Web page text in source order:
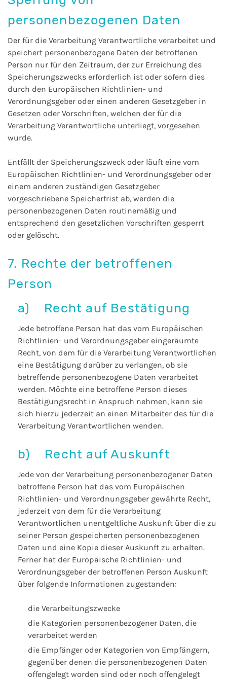
personenbezogenen Daten
Der für die Verarbeitung Verantwortliche verarbeitet und
speichert personenbezogene Daten der betroffenen
Person nur für den Zeitraum, der zur Erreichung des
Speicherungszwecks erforderlich ist oder sofern dies
durch den Europäischen Richtlinien- und
Verordnungsgeber oder einen anderen Gesetzgeber in
Gesetzen oder Vorschriften, welchen der für die
Verarbeitung Verantwortliche unterliegt, vorgesehen
wurde.
Entfällt der Speicherungszweck oder läuft eine vom
Europäischen Richtlinien- und Verordnungsgeber oder
einem anderen zuständigen Gesetzgeber
vorgeschriebene Speicherfrist ab, werden die
personenbezogenen Daten routinemäßig und
entsprechend den gesetzlichen Vorschriften gesperrt
oder gelöscht.
7. Rechte der betroffenen
Person
a) Recht auf Bestätigung
Jede betroffene Person hat das vom Europäischen
Richtlinien- und Verordnungsgeber eingeräumte
Recht, von dem für die Verarbeitung Verantwortlichen
eine Bestätigung darüber zu verlangen, ob sie
betreffende personenbezogene Daten verarbeitet
werden. Möchte eine betroffene Person dieses
Bestätigungsrecht in Anspruch nehmen, kann sie
sich hierzu jederzeit an einen Mitarbeiter des für die
Verarbeitung Verantwortlichen wenden.
b) Recht auf Auskunft
Jede von der Verarbeitung personenbezogener Daten
betroffene Person hat das vom Europäischen
Richtlinien- und Verordnungsgeber gewährte Recht,
jederzeit von dem für die Verarbeitung
Verantwortlichen unentgeltliche Auskunft über die zu
seiner Person gespeicherten personenbezogenen
Daten und eine Kopie dieser Auskunft zu erhalten.
Ferner hat der Europäische Richtlinien- und
Verordnungsgeber der betroffenen Person Auskunft
über folgende Informationen zugestanden:
die Verarbeitungszwecke
die Kategorien personenbezogener Daten, die
verarbeitet werden
die Empfänger oder Kategorien von Empfängern,
gegenüber denen die personenbezogenen Daten
offengelegt worden sind oder noch offengelegt